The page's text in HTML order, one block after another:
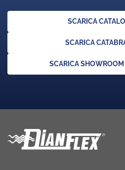
SCARICA
SCARICA
SCARICA